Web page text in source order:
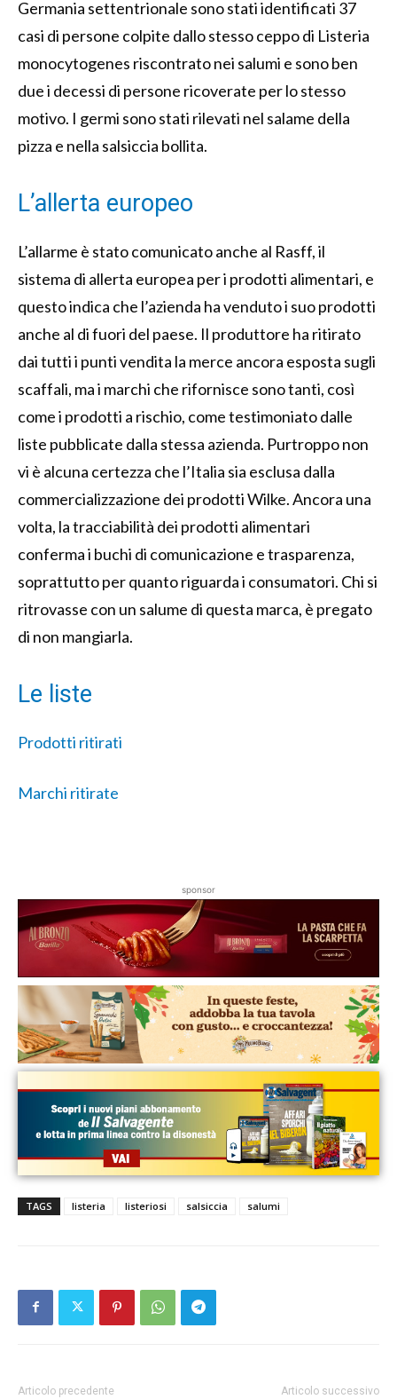
Germania settentrionale sono stati identificati 37
casi di persone colpite dallo stesso ceppo di Listeria
monocytogenes riscontrato nei salumi e sono ben
due i decessi di persone ricoverate per lo stesso
motivo. I germi sono stati rilevati nel salame della
pizza e nella salsiccia bollita.
L’allerta europeo
L’allarme è stato comunicato anche al Rasff, il
sistema di allerta europea per i prodotti alimentari, e
questo indica che l’azienda ha venduto i suo prodotti
anche al di fuori del paese. Il produttore ha ritirato
dai tutti i punti vendita la merce ancora esposta sugli
scaffali, ma i marchi che rifornisce sono tanti, così
come i prodotti a rischio, come testimoniato dalle
liste pubblicate dalla stessa azienda. Purtroppo non
vi è alcuna certezza che l’Italia sia esclusa dalla
commercializzazione dei prodotti Wilke. Ancora una
volta, la tracciabilità dei prodotti alimentari
conferma i buchi di comunicazione e trasparenza,
soprattutto per quanto riguarda i consumatori. Chi si
ritrovasse con un salume di questa marca, è pregato
di non mangiarla.
Le liste
Prodotti ritirati
Marchi ritirate
sponsor
TAGS listeria listeriosi salsiccia salumi
Articolo precedente Articolo successivo